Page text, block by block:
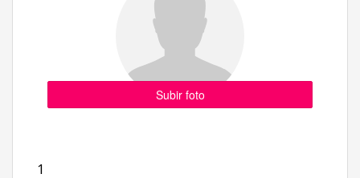
Subir foto
1